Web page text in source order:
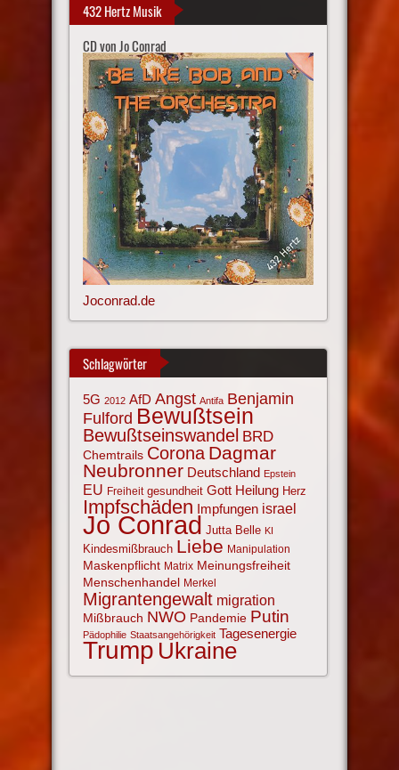
432 Hertz Musik
CD von Jo Conrad
Joconrad.de
Schlagwörter
5G 2012 AfD Angst Antifa Benjamin
Fulford Bewußtsein
Bewußtseinswandel BRD
Chemtrails Corona Dagmar
Neubronner Deutschland Epstein
EU Freiheit gesundheit Gott Heilung Herz
Impfschäden Impfungen israel
Jo Conrad Jutta Belle KI
Kindesmißbrauch Liebe Manipulation
Maskenpflicht Matrix Meinungsfreiheit
Menschenhandel Merkel
Migrantengewalt migration
Mißbrauch NWO Pandemie Putin
Pädophilie Staatsangehörigkeit Tagesenergie
Trump Ukraine